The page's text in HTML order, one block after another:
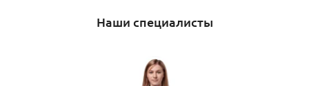
Наши специалисты